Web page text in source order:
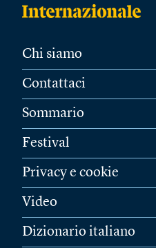
Chi siamo
Contattaci
Sommario
Festival
Privacy e cookie
Video
Dizionario italiano